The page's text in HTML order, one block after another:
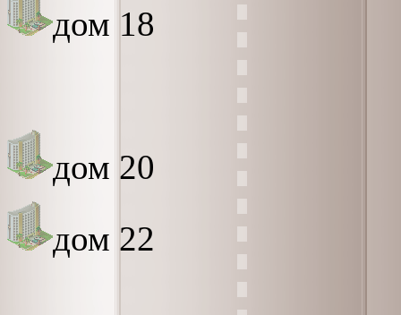
дом 18
дом 20
дом 22